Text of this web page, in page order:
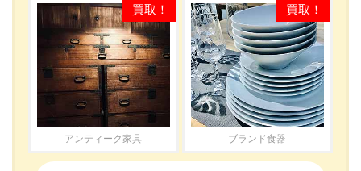
アンティーク家具 ブランド食器